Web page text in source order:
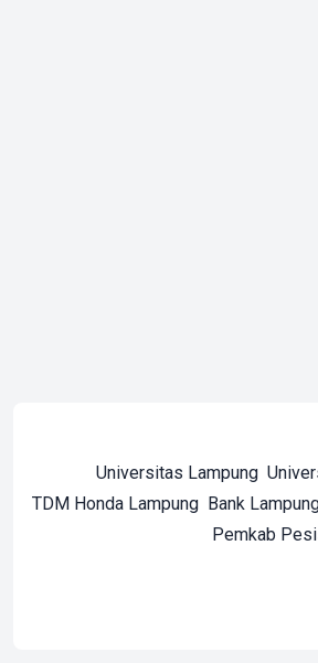
Universitas Lampung
TDM Honda Lampung Bank
Pemkab